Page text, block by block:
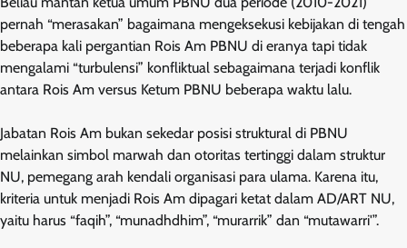
pernah “merasakan” bagaimana mengeksekusi kebijakan di tengah
beberapa kali pergantian Rois Am PBNU di eranya tapi tidak
mengalami “turbulensi” konfliktual sebagaimana terjadi konflik
antara Rois Am versus Ketum PBNU beberapa waktu lalu.
Jabatan Rois Am bukan sekedar posisi struktural di PBNU
melainkan simbol marwah dan otoritas tertinggi dalam struktur
NU, pemegang arah kendali organisasi para ulama. Karena itu,
kriteria untuk menjadi Rois Am dipagari ketat dalam AD/ART NU,
yaitu harus “faqih”, “munadhdhim”, “murarrik” dan “mutawarri'”.